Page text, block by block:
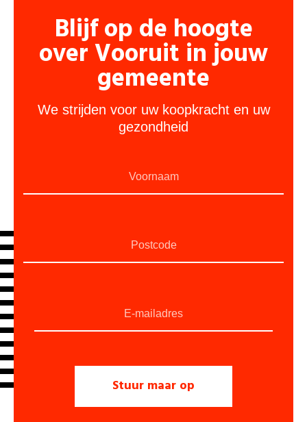
Blijf op de hoogte
over Vooruit in jouw
gemeente
We strijden voor uw koopkracht en uw
gezondheid